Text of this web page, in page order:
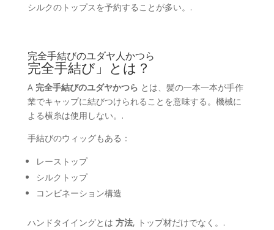
シルクのトップスを予約することが多い。.
完全手結びのユダヤ人かつら
完全手結び」とは？
A 完全手結びのユダヤかつら とは、髪の一本一本が手作
業でキャップに結びつけられることを意味する。機械に
よる横糸は使用しない。.
手結びのウィッグもある：
レーストップ
シルクトップ
コンビネーション構造
ハンドタイイングとは 方法, トップ材だけでなく。.